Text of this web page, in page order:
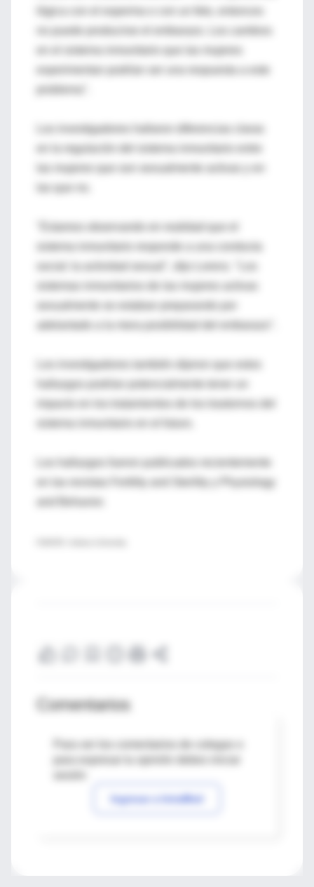
lógica con el esperma o con un feto, entonces
Los investigadores hallaron diferencias claras
en la regulación del sistema inmunitario entre
Los investigadores también dijeron que estos
hallazgos podrían potencialmente tener un
Los hallazgos fueron publicados recientemente
en las revistas Fertility and Sterility y Physiology
Comentarios
Para ver los comentarios de colegas o
Ingresar a IntraMed